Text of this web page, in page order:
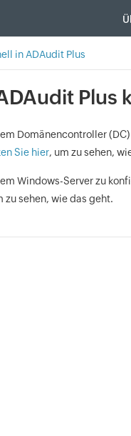
in ADAudit Plus
Plus
Domänencontroller
Sie hier, um zu sehen,
Windows-Server zu
zu sehen, wie das geht.